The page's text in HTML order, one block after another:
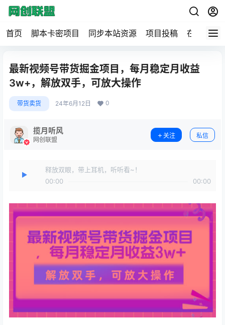
首页 脚本卡密项目 同步本站资源 项目投稿 在线工具
最新视频号带货掘金项目，每月稳定月收益
3w+，解放双手，可放大操作
带货卖货 24年6月12日 0
揽月听风
网创联盟
关注 私信
释放双眼，带上耳机，听听看~！
00:00
00:00